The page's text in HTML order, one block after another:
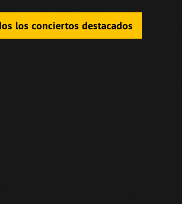
los conciertos destacados